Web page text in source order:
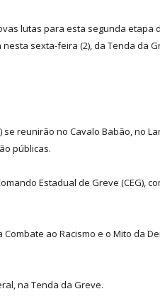
lutas para esta segunda etapa
sexta-feira (2), da Tenda da
se reunirão no Cavalo Babão,
públicas.
Estadual de Greve (CEG),
ao Racismo e o Mito da
na Tenda da Greve.